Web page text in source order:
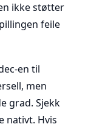
ikke støtter
feile
en til
men
grad. Sjekk
nativt. Hvis